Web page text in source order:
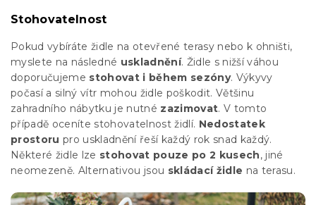
Stohovatelnost
Pokud vybíráte židle na otevřené terasy nebo k ohništi,
myslete na následné uskladnění. Židle s nižší váhou
doporučujeme stohovat i během sezóny. Výkyvy
počasí a silný vítr mohou židle poškodit. Většinu
zahradního nábytku je nutné zazimovat. V tomto
případě oceníte stohovatelnost židlí. Nedostatek
prostoru pro uskladnění řeší každý rok snad každý.
Některé židle lze stohovat pouze po 2 kusech, jiné
neomezeně. Alternativou jsou skládací židle na terasu.